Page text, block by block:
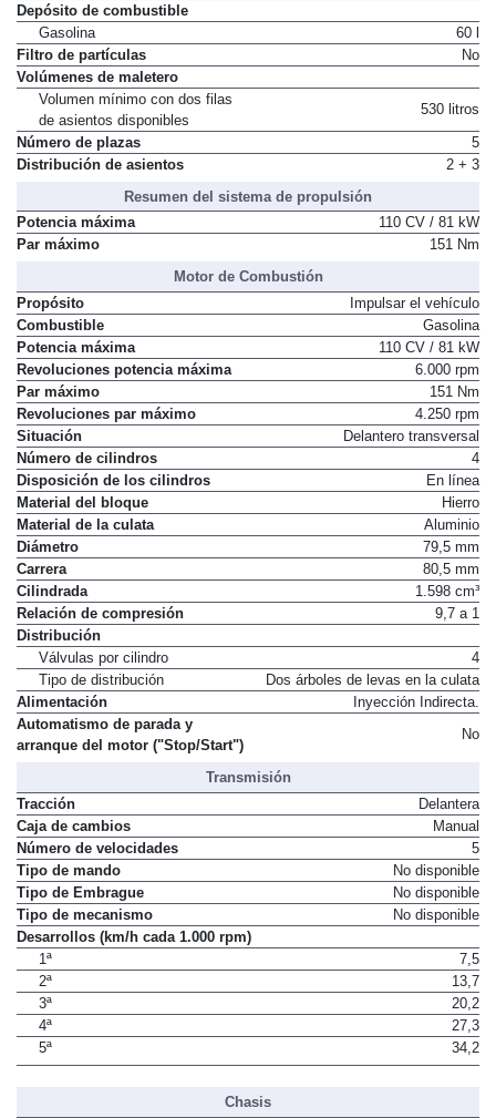
Depósito de combustible
Gasolina
60 l
Filtro de partículas
No
Volúmenes de maletero
Volumen mínimo con dos filas
de asientos disponibles
530 litros
Número de plazas
5
Distribución de asientos
2 + 3
Resumen del sistema de propulsión
Potencia máxima
110 CV / 81 kW
Par máximo
151 Nm
Motor de Combustión
Propósito
Impulsar el vehículo
Combustible
Gasolina
Potencia máxima
110 CV / 81 kW
Revoluciones potencia máxima
6.000 rpm
Par máximo
151 Nm
Revoluciones par máximo
4.250 rpm
Situación
Delantero transversal
Número de cilindros
4
Disposición de los cilindros
En línea
Material del bloque
Hierro
Material de la culata
Aluminio
Diámetro
79,5 mm
Carrera
80,5 mm
Cilindrada
1.598 cm³
Relación de compresión
9,7 a 1
Distribución
Válvulas por cilindro
4
Tipo de distribución
Dos árboles de levas en la culata
Alimentación
Inyección Indirecta.
Automatismo de parada y
arranque del motor ("Stop/Start")
No
Transmisión
Tracción
Delantera
Caja de cambios
Manual
Número de velocidades
5
Tipo de mando
No disponible
Tipo de Embrague
No disponible
Tipo de mecanismo
No disponible
Desarrollos (km/h cada 1.000 rpm)
1ª
7,5
2ª
13,7
3ª
20,2
4ª
27,3
5ª
34,2
Chasis